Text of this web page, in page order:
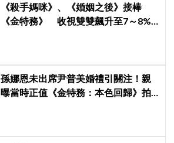
《殺手媽咪》、《婚姻之後》接棒
《金特務》 收視雙雙飆升至7～8%
孫娜恩未出席尹普美婚禮引關注！親
曝當時正值《金特務：本色回歸》拍